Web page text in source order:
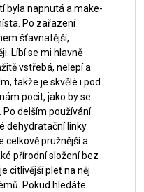
byla napnutá a make-
Po zařazení
šťavnatější,
Líbí se mi hlavně
vstřebá, nelepí a
takže je skvělé i pod
pocit, jako by se
Po delším používání
dehydratační linky
celkově pružnější a
přírodní složení bez
citlivější pleť na něj
Pokud hledáte